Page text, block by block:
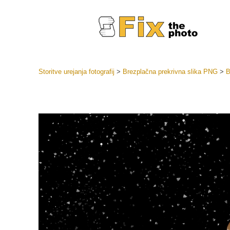
ponudbe
Mobilne
Storitve urejanja fotografij > Brezplačna prekrivna slika PNG>